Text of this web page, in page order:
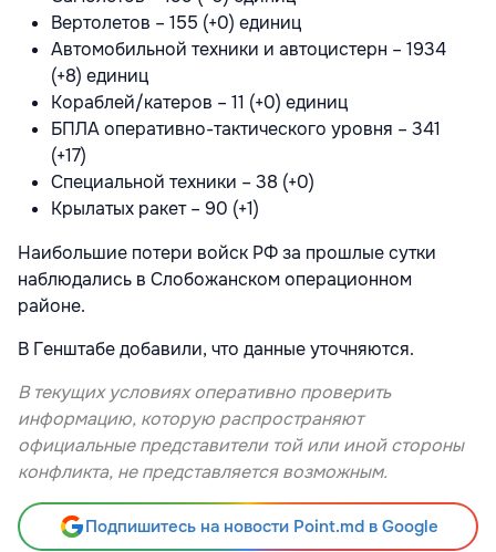
Вертолетов – 155 (+0) единиц
Автомобильной техники и автоцистерн – 1934
(+8) единиц
Кораблей/катеров – 11 (+0) единиц
БПЛА оперативно-тактического уровня – 341
(+17)
Специальной техники – 38 (+0)
Крылатых ракет – 90 (+1)
Наибольшие потери войск РФ за прошлые сутки
наблюдались в Слобожанском операционном
районе.
В Генштабе добавили, что данные уточняются.
В текущих условиях оперативно проверить
информацию, которую распространяют
официальные представители той или иной стороны
конфликта, не представляется возможным.
Подпишитесь на новости Point.md в Google